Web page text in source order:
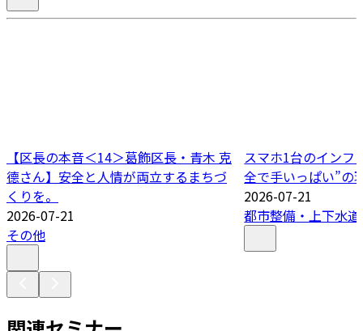
【区長の本音＜14＞葛飾区長・青木 克
德さん】安全と人情が両立するまちづ
くりを。
2026-07-21
その他
スマホ1台のインフ
全で手いっぱい”の
2026-07-21
都市整備・上下水道